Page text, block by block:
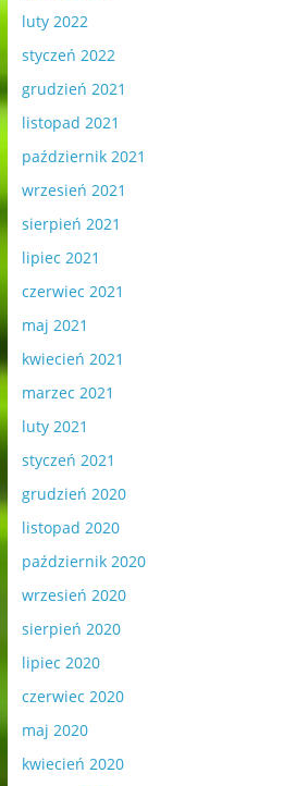
luty 2022
styczeń 2022
grudzień 2021
listopad 2021
październik 2021
wrzesień 2021
sierpień 2021
lipiec 2021
czerwiec 2021
maj 2021
kwiecień 2021
marzec 2021
luty 2021
styczeń 2021
grudzień 2020
listopad 2020
październik 2020
wrzesień 2020
sierpień 2020
lipiec 2020
czerwiec 2020
maj 2020
kwiecień 2020